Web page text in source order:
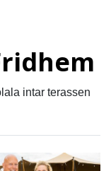
intar terassen